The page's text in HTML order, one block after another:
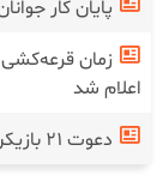
پایان کار
زمان
اعلام شد
دعوت ۲۱ بازیکن به نهمین اردوی تیم ملی هندبال نوجوانان